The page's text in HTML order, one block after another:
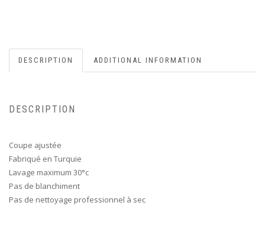
DESCRIPTION ADDITIONAL INFORMATION
DESCRIPTION
Coupe ajustée
Fabriqué en Turquie
Lavage maximum 30°c
Pas de blanchiment
Pas de nettoyage professionnel à sec